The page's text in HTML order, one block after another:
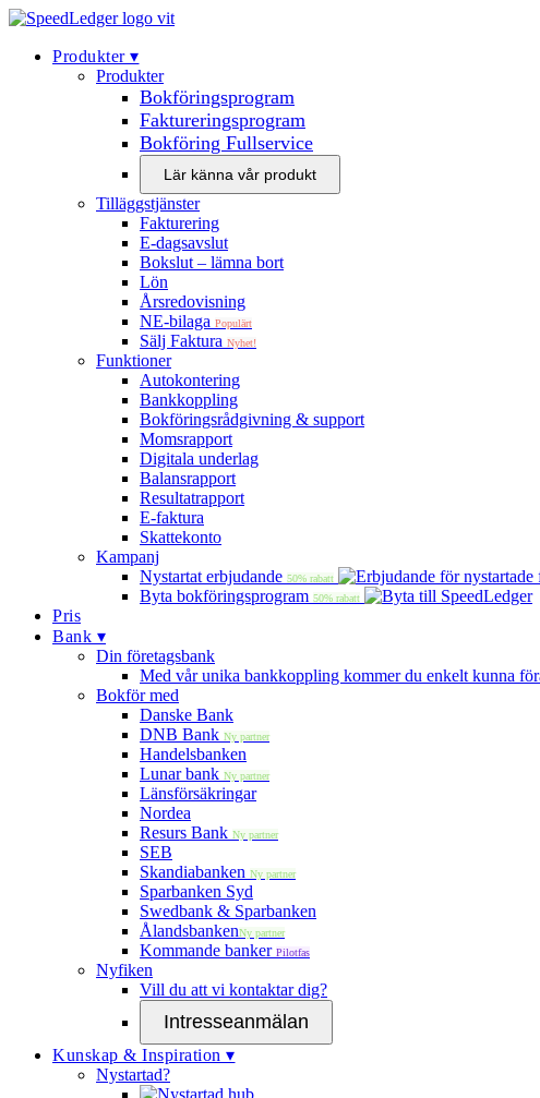
Produkter‍ ▾
Produkter
Bokföringsprogram
Faktureringsprogram
Bokföring Fullservice
Lär känna vår produkt
Tilläggstjänster
Fakturering
E-dagsavslut
Bokslut – lämna bort
Lön
Årsredovisning
NE-bilaga Populärt
Sälj Faktura Nyhet!
Funktioner
Autokontering
Bankkoppling
Bokföringsrådgivning & support
Momsrapport
Digitala underlag
Balansrapport
Resultatrapport
E-faktura
Skattekonto
Kampanj
Nystartat erbjudande 50% rabatt
Byta bokföringsprogram 50% rabatt
Pris
Bank ▾
Din företagsbank
Med vår unika bankkoppling kommer du enkelt kunna
Bokför med
Danske Bank
DNB Bank Ny partner
Handelsbanken
Lunar bank Ny partner
Länsförsäkringar
Nordea
Resurs Bank Ny partner
SEB
Skandiabanken Ny partner
Sparbanken Syd
Swedbank & Sparbanken
ÅlandsbankenNy partner
Kommande banker Pilotfas
Nyfiken
Vill du att vi kontaktar dig?
Intresseanmälan
Kunskap & Inspiration ▾
Nystartad?